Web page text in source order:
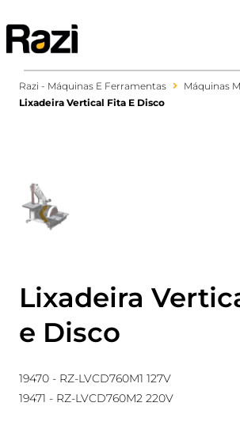
para
o
conteúdo
Razi - Máquinas E Ferramentas
Máquinas
Lixadeira Vertical Fita E Disco
❮
Lixadeira
e Disco
19470 - RZ-LVCD760M1 127V
19471 - RZ-LVCD760M2 220V